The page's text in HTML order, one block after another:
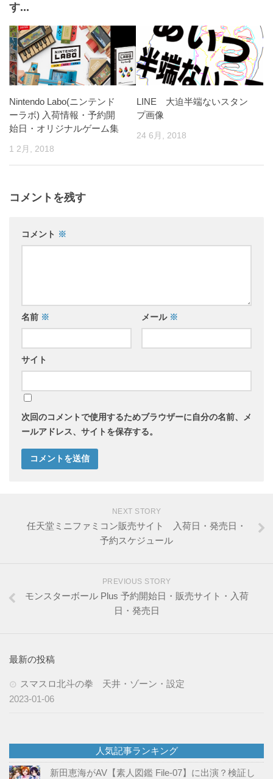
す...
Nintendo Labo(ニンテンド
ーラボ) 入荷情報・予約開
始日・オリジナルゲーム集
1 2月, 2018
LINE 大迫半端ないスタン
プ画像
24 6月, 2018
コメントを残す
コメント ※
名前 ※ メール ※
サイト
次回のコメントで使用するためブラウザーに自分の名前、メ
ールアドレス、サイトを保存する。
NEXT STORY
任天堂ミニファミコン販売サイト 入荷日・発売日・
予約スケジュール
PREVIOUS STORY
モンスターボール Plus 予約開始日・販売サイト・入荷
日・発売日
最新の投稿
スマスロ北斗の拳 天井・ゾーン・設定
2023-01-06
人気記事ランキング
新田恵海がAV【素人図鑑 File-07】に出演？検証し